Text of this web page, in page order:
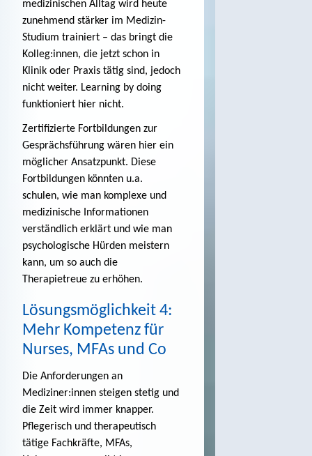
medizinischen Alltag wird heute
zunehmend stärker im Medizin-
Studium trainiert – das bringt die
Kolleg:innen, die jetzt schon in
Klinik oder Praxis tätig sind, jedoch
nicht weiter. Learning by doing
funktioniert hier nicht.
Zertifizierte Fortbildungen zur
Gesprächsführung wären hier ein
möglicher Ansatzpunkt. Diese
Fortbildungen könnten u.a.
schulen, wie man komplexe und
medizinische Informationen
verständlich erklärt und wie man
psychologische Hürden meistern
kann, um so auch die
Therapietreue zu erhöhen.
Lösungsmöglichkeit 4:
Mehr Kompetenz für
Nurses, MFAs und Co
Die Anforderungen an
Mediziner:innen steigen stetig und
die Zeit wird immer knapper.
Pflegerisch und therapeutisch
tätige Fachkräfte, MFAs,